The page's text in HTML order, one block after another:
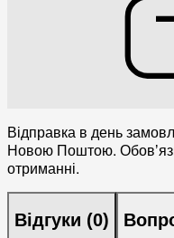
Відправка в день
Новою Поштою.
отриманні.
Відгуки (0)